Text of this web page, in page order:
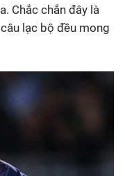
Chắc chắn đây là
lạc bộ đều mong